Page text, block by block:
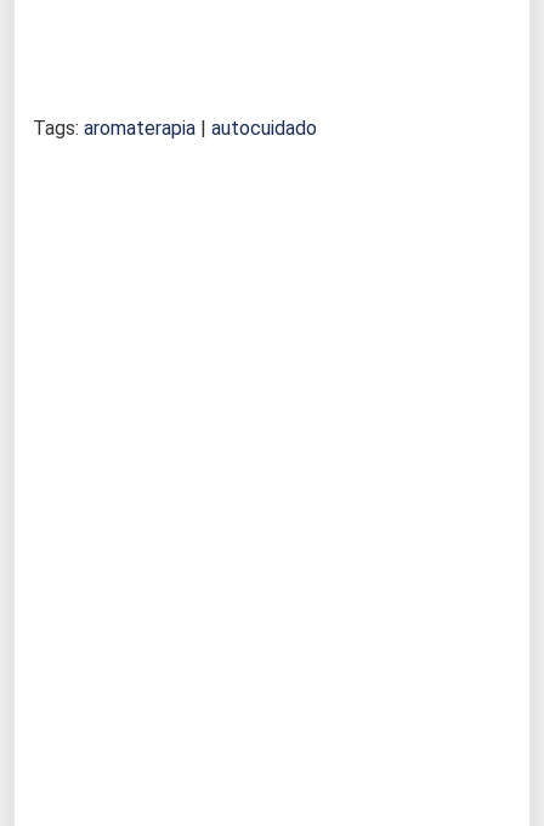
Tags: aromaterapia | autocuidado